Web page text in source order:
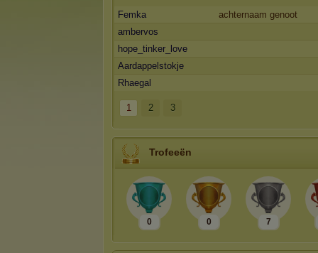
Femka
achternaam genoot
ambervos
hope_tinker_love
Aardappelstokje
Rhaegal
1 2 3
Trofeeën
0 0 7